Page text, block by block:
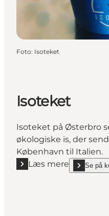
Foto: Isoteket
Isoteket
Isoteket på Østerbro
økologiske is, der
København til Italien.
Læs mere
Læs mere "Isoteket"
Se på
show